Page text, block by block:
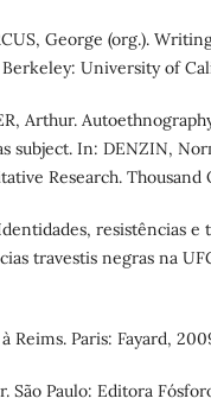
George (org.).
University of
Arthur.
subject. In: DENZIN,
Research. Thousand
resistências e
travestis negras na
Reims. Paris: Fayard,
São Paulo: Editora